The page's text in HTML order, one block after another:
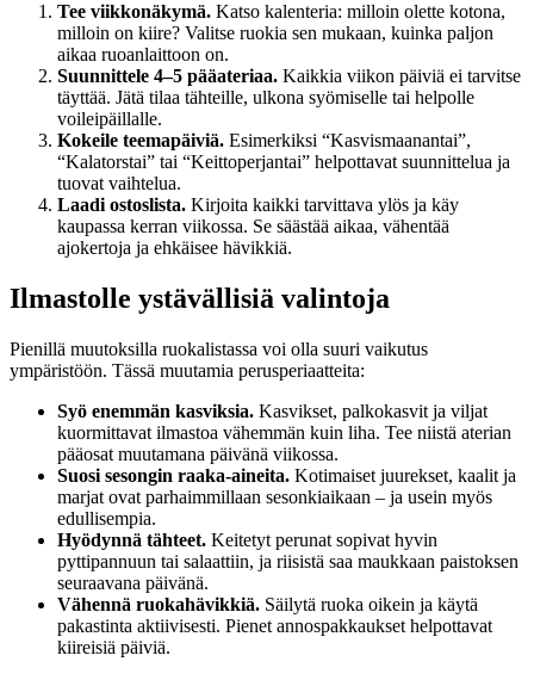
Tee viikkonäkymä. Katso kalenteria: milloin olette kotona,
milloin on kiire? Valitse ruokia sen mukaan, kuinka paljon
aikaa ruoanlaittoon on.
Suunnittele 4–5 pääateriaa. Kaikkia viikon päiviä ei tarvitse
täyttää. Jätä tilaa tähteille, ulkona syömiselle tai helpolle
voileipäillalle.
Kokeile teemapäiviä. Esimerkiksi “Kasvismaanantai”,
“Kalatorstai” tai “Keittoperjantai” helpottavat suunnittelua ja
tuovat vaihtelua.
Laadi ostoslista. Kirjoita kaikki tarvittava ylös ja käy
kaupassa kerran viikossa. Se säästää aikaa, vähentää
ajokertoja ja ehkäisee hävikkiä.
Ilmastolle ystävällisiä valintoja
Pienillä muutoksilla ruokalistassa voi olla suuri vaikutus
ympäristöön. Tässä muutamia perusperiaatteita:
Syö enemmän kasviksia. Kasvikset, palkokasvit ja viljat
kuormittavat ilmastoa vähemmän kuin liha. Tee niistä aterian
pääosat muutamana päivänä viikossa.
Suosi sesongin raaka-aineita. Kotimaiset juurekset, kaalit ja
marjat ovat parhaimmillaan sesonkiaikaan – ja usein myös
edullisempia.
Hyödynnä tähteet. Keitetyt perunat sopivat hyvin
pyttipannuun tai salaattiin, ja riisistä saa maukkaan paistoksen
seuraavana päivänä.
Vähennä ruokahävikkiä. Säilytä ruoka oikein ja käytä
pakastinta aktiivisesti. Pienet annospakkaukset helpottavat
kiireisiä päiviä.